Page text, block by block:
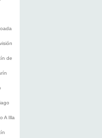
de
A Illa